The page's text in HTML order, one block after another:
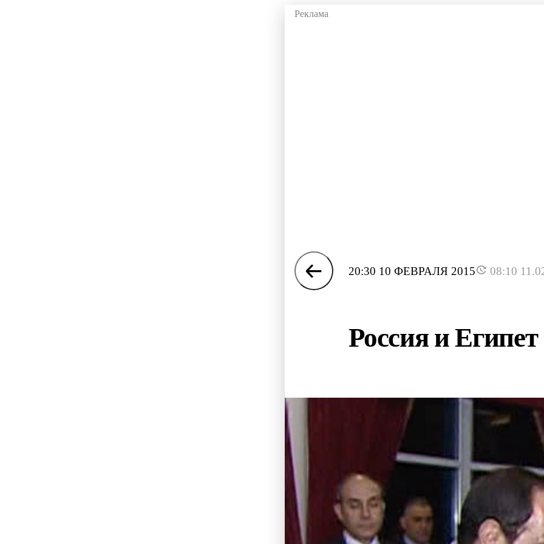
20:30 10 ФЕВРАЛЯ 2015 08:10
Россия и